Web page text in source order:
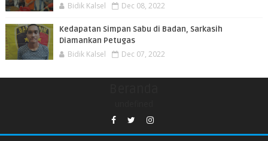
Bidik Kalsel Dec 08, 2022
Kedapatan Simpan Sabu di Badan, Sarkasih
Diamankan Petugas
Bidik Kalsel Dec 07, 2022